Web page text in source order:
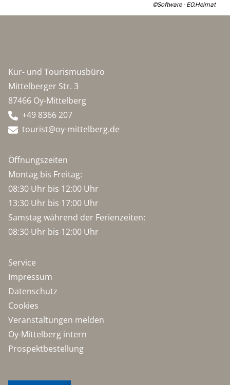
©Software - EO.Heimat
Kur- und Tourismusbüro
Mittelberger Str. 3
87466 Oy-Mittelberg
+49 8366 207
tourist@oy-mittelberg.de
Öffnungszeiten
Montag bis Freitag:
08:30 Uhr bis 12:00 Uhr
13:30 Uhr bis 17:00 Uhr
Samstag während der Ferienzeiten:
08:30 Uhr bis 12:00 Uhr
Service
Impressum
Datenschutz
Cookies
Veranstaltungen melden
Oy-Mittelberg intern
Prospektbestellung